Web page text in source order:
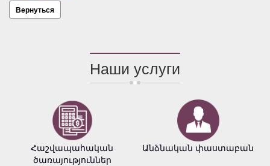
Вернуться
Наши услуги
Հաշվապահական
ծառայություններ
Անձնական փաստաբան